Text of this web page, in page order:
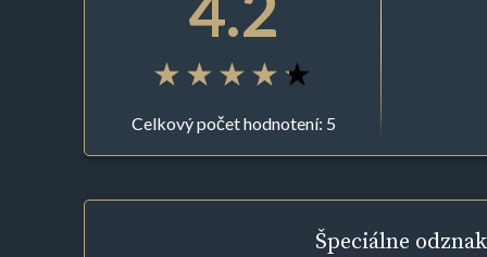
Celkový počet hodnotení: 5
Špeciálne